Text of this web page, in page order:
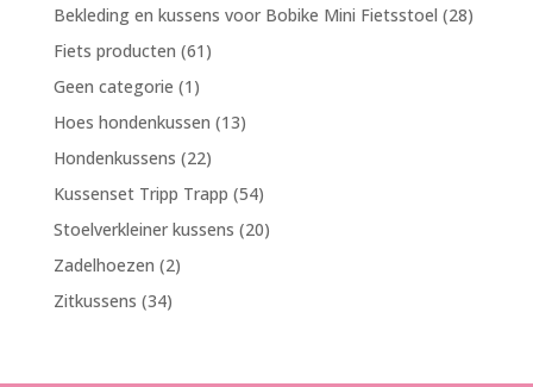
Bekleding en kussens voor Bobike Mini Fietsstoel 2828
Fiets producten 61 61
Geen categorie 1 1
product
Hoes hondenkussen 1313
Hondenkussens 2222
producten
Kussenset Tripp Trapp 5454
producten
Stoelverkleiner kussens 2020
Zadelhoezen 22
Zitkussens 3434